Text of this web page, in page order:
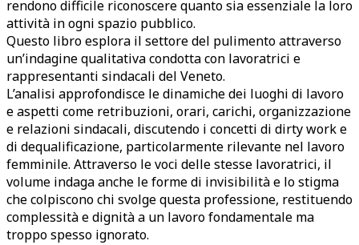
rendono difficile riconoscere quanto sia essenziale la loro
attività in ogni spazio pubblico.
Questo libro esplora il settore del pulimento attraverso
un’indagine qualitativa condotta con lavoratrici e
rappresentanti sindacali del Veneto.
L’analisi approfondisce le dinamiche dei luoghi di lavoro
e aspetti come retribuzioni, orari, carichi, organizzazione
e relazioni sindacali, discutendo i concetti di dirty work e
di dequalificazione, particolarmente rilevante nel lavoro
femminile. Attraverso le voci delle stesse lavoratrici, il
volume indaga anche le forme di invisibilità e lo stigma
che colpiscono chi svolge questa professione, restituendo
complessità e dignità a un lavoro fondamentale ma
troppo spesso ignorato.